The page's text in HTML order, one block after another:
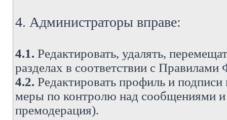
4. Администраторы вправе:
4.1. Редактировать, удалять,
разделах в соответствии с
4.2. Редактировать профиль и
меры по контролю над сообщениями
премодерация).